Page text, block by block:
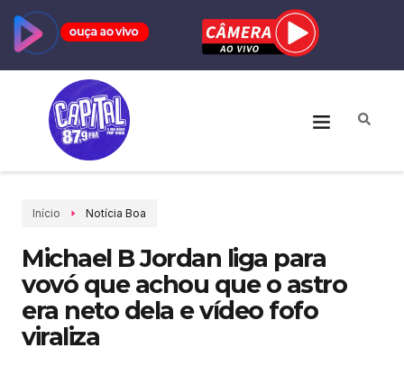
Início Notícia Boa
Michael B Jordan liga para
vovó que achou que o astro
era neto dela e vídeo fofo
viraliza